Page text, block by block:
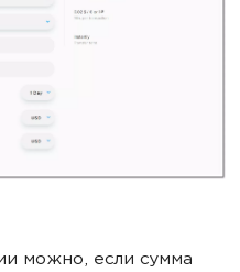
можно, если сумма